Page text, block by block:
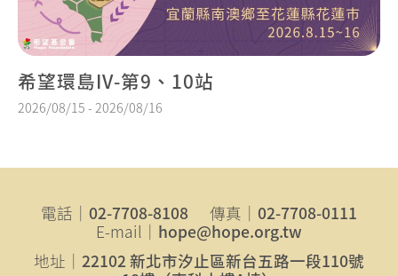
希望環島IV-第9、10站
2026/08/15 - 2026/08/16
電話｜ 02-7708-8108 傳真｜ 02-7708-0111
E-mail｜ hope@hope.org.tw
地址｜ 22102 新北市汐止區新台五路一段110號